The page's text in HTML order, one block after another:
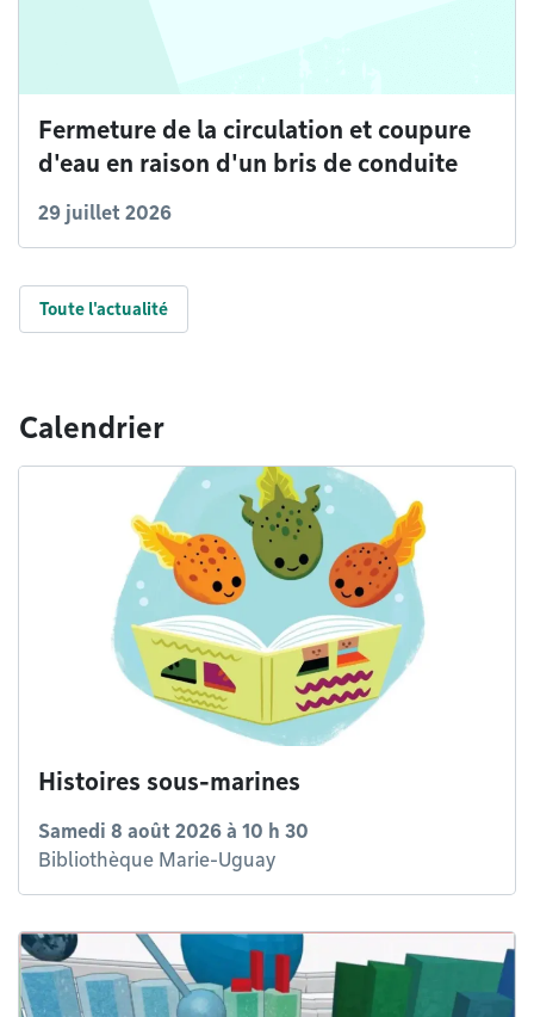
Fermeture de la circulation et coupure
d'eau en raison d'un bris de conduite
29 juillet 2026
Toute l'actualité
Calendrier
Histoires sous-marines
Samedi 8 août 2026 à 10 h 30
Bibliothèque Marie-Uguay